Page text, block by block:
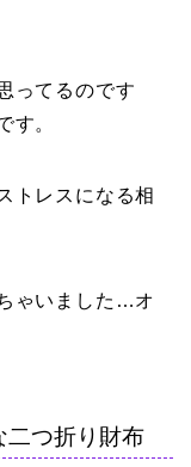
ってるのです
す。
トレスになる相
ゃいました…オ
二つ折り財布